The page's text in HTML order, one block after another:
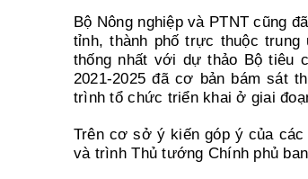
Bộ Nông nghiệp và PTNT cũng
tỉnh, thành phố trực thuộc
thống nhất với dự thảo Bộ tiêu
2021-2025 đã cơ bản bám sát
trình tổ chức triển khai ở giai
Trên cơ sở ý kiến góp ý của các
và trình Thủ tướng Chính phủ